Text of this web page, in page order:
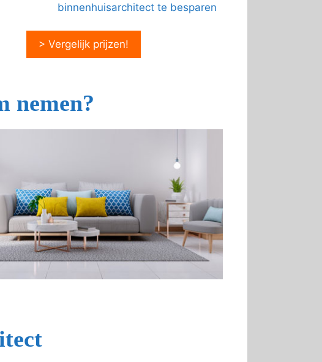
binnenhuisarchitect te besparen
> Vergelijk prijzen!
nemen?